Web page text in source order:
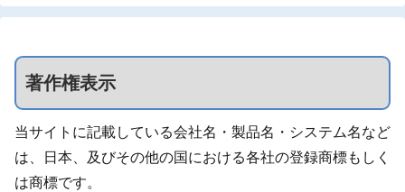
著作権表示
当サイトに記載している会社名・製品名・システム名など
は、日本、及びその他の国における各社の登録商標もしく
は商標です。